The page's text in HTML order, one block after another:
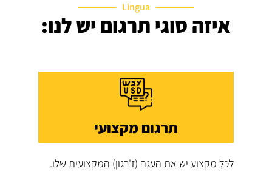
Lingua
איזה סוגי תרגום יש לנו:
תרגום מקצועי
לכל מקצוע יש את העגה (ז'רגון) המקצועית שלו.